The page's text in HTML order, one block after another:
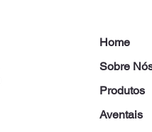
Home
Sobre
Produtos
Aventais